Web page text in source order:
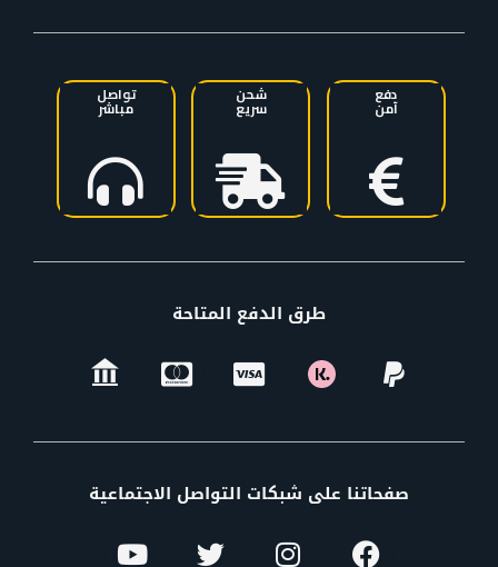
دفع
آمن
شحن
سريع
تواصل
مباشر
طرق الدفع المتاحة
صفحاتنا على شبكات التواصل الاجتماعية